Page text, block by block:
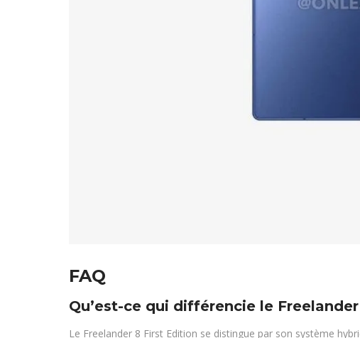
FAQ
Qu’est-ce qui différencie le
Le Freelander 8 First Edition se distingue par son système